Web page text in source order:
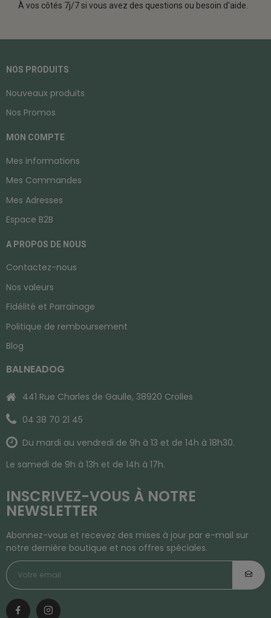
À vos côtés 7j/7 si vous avez des questions ou besoin d'aide.
NOS PRODUITS
Nouveaux produits
Nos Promos
MON COMPTE
Mes informations
Mes Commandes
Mes Adresses
Espace B2B
A PROPOS DE NOUS
Contactez-nous
Nos valeurs
Fidélité et Parrainage
Politique de remboursement
Blog
BALNEADOG
441 Rue Charles de Gaulle, 38920 Crolles
04 38 70 21 45
Du mardi au vendredi de 9h à 13 et de 14h à 18h30.
Le samedi de 9h à 13h et de 14h à 17h.
INSCRIVEZ-VOUS À NOTRE
NEWSLETTER
Abonnez-vous et recevez des mises à jour par e-mail sur
notre dernière boutique et nos offres spéciales.